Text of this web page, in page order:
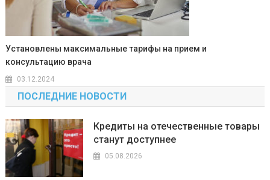
Установлены максимальные тарифы на прием и
консультацию врача
03.12.2024
ПОСЛЕДНИЕ НОВОСТИ
Кредиты на отечественные товары
станут доступнее
05.08.2026